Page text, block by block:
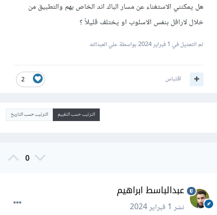
هل يمكنني الاستغناء عن مسار الباك اند الخاص بهم والتطبيق من
خلال لارافل بنفس الاسلوب او يختلف قليلاً ؟
تم التعديل في 1 فبراير 2024 بواسطة علي العبدالله
2 اقتباس
الترتيب حسب التقييم الترتيب حسب التاريخ
0
عبدالباسط ابراهيم
نشر1 فبراير 2024